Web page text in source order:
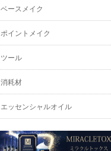
ベースメイク
ポイントメイク
ツール
消耗材
エッセンシャルオイル